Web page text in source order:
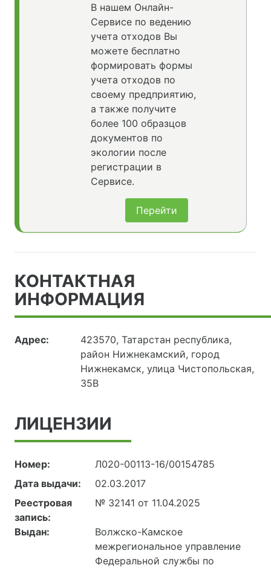
В нашем Онлайн-
Сервисе по ведению
учета отходов Вы
можете бесплатно
формировать формы
учета отходов по
своему предприятию,
а также получите
более 100 образцов
документов по
экологии после
регистрации в
Сервисе.
Перейти
КОНТАКТНАЯ
ИНФОРМАЦИЯ
Адрес:
423570, Татарстан республика,
район Нижнекамский, город
Нижнекамск, улица Чистопольская,
35В
ЛИЦЕНЗИИ
Номер:
Л020-00113-16/00154785
Дата выдачи:
02.03.2017
Реестровая
запись:
№ 32141 от 11.04.2025
Выдан:
Волжско-Камское
межрегиональное управление
Федеральной службы по